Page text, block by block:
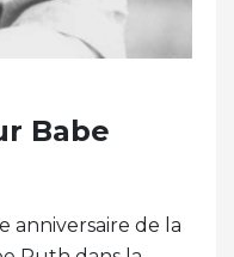
Babe
anniversaire de la